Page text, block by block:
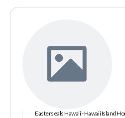
Easterseals Hawaii - Hawaii Island